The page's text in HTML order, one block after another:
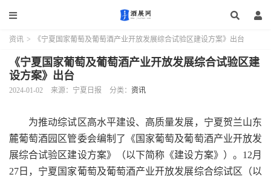
资讯 > 《宁夏国家葡萄及葡萄酒产业开放发展综合试验区建设方案》出台
《宁夏国家葡萄及葡萄酒产业开放发展综合试验区建
设方案》出台
2024-01-02 来源：宁夏日报 分类： 资讯
为推动综试区高水平建设、高质量发展，宁夏贺兰山东
麓葡萄酒园区管委会编制了《国家葡萄及葡萄酒产业开放发
展综合试验区建设方案》（以下简称《建设方案》）。12月
27日，宁夏国家葡萄及葡萄酒产业开放发展综合综试区（以